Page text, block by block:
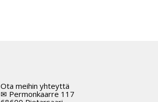
Ota meihin yhteyttä
✉ Permonkaarre 117